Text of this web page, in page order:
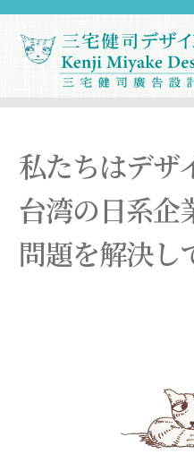
私たちはデザ
台湾の日系企
問題を解決し